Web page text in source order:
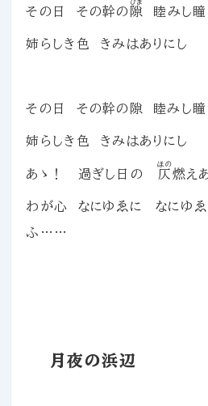
その日 その幹の 隙 睦みし瞳
姉らしき色 きみはありにし
その日 その幹の隙 睦みし瞳
姉らしき色 きみはありにし
あゝ！ 過ぎし日の 仄
ほの
燃え
わが心 なにゆゑに なにゆゑ
ふ……
月夜の浜辺